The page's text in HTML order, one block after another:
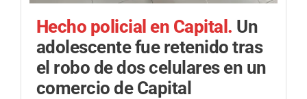
Hecho policial en Capital. Un
adolescente fue retenido tras
el robo de dos celulares en un
comercio de Capital